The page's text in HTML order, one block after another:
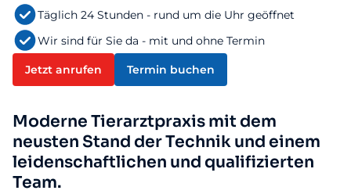
Täglich 24 Stunden - rund um die Uhr geöffnet
Wir sind für Sie da - mit und ohne Termin
Jetzt anrufen Termin buchen
Moderne Tierarztpraxis mit dem
neusten Stand der Technik und einem
leidenschaftlichen und qualifizierten
Team.